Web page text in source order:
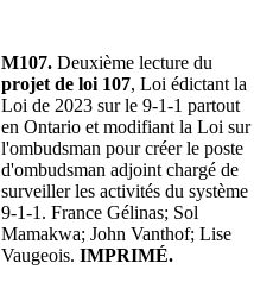
M107. Deuxième lecture du
projet de loi 107, Loi édictant la
Loi de 2023 sur le 9-1-1 partout
en Ontario et modifiant la Loi sur
l'ombudsman pour créer le poste
d'ombudsman adjoint chargé de
surveiller les activités du système
9-1-1. France Gélinas; Sol
Mamakwa; John Vanthof; Lise
Vaugeois. IMPRIMÉ.